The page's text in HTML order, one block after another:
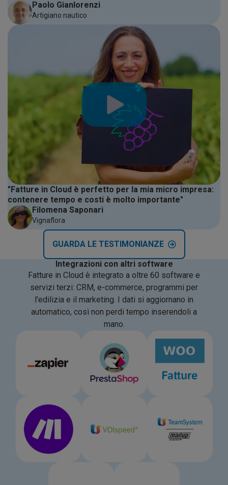
Paolo Gianlorenzi
Artigiano nautico
"Fatture in Cloud è perfetto per la mia micro impresa:
contenere tempo e costi è molto importante"
Filomena Saponari
Vignaflora
GUARDA LE TESTIMONIANZE
Integrazioni con altri software
Fatture in Cloud è integrato a oltre 60 software e
servizi terzi: CRM, e-commerce, programmi per
l'edilizia e il marketing. I dati si aggiornano in
automatico, così non perdi tempo inserendoli a
mano.